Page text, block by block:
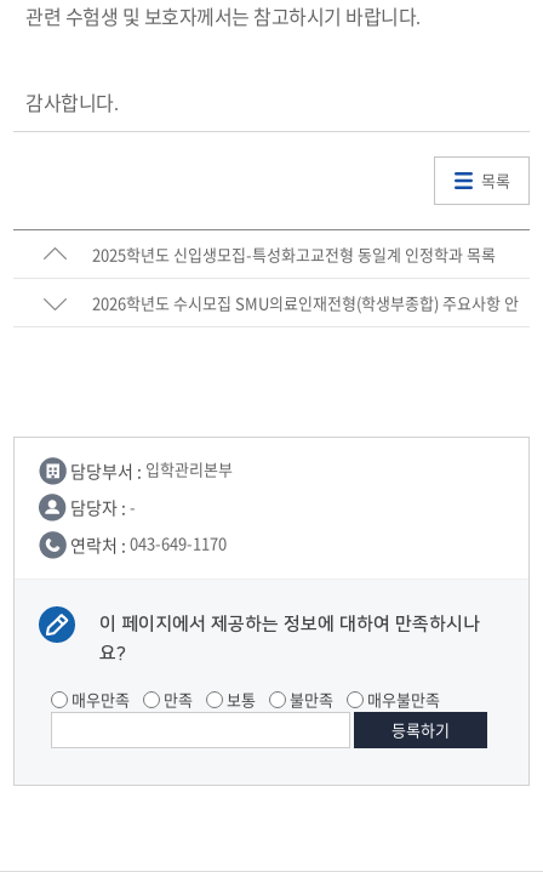
관련 수험생 및 보호자께서는 참고하시기 바랍니다.
감사합니다.
목록
2025학년도 신입생모집-특성화고교전형 동일계 인정학과 목록
2026학년도 수시모집 SMU의료인재전형(학생부종합) 주요사항 안
담당부서 : 입학관리본부
담당자 : -
연락처 : 043-649-1170
이 페이지에서 제공하는 정보에 대하여 만족하시나
요?
매우만족 만족 보통 불만족 매우불만족